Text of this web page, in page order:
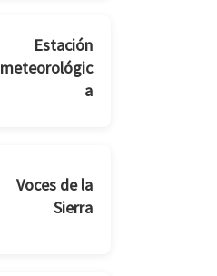
Estación
meteorológic
a
Voces de la
Sierra